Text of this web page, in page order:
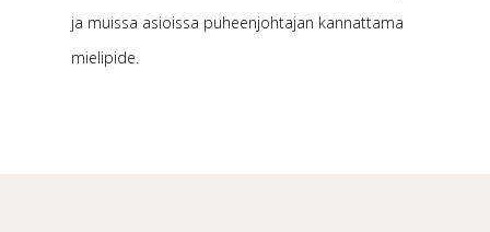
ja muissa asioissa puheenjohtajan kannattama
mielipide.